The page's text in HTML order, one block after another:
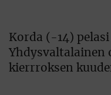
Korda (-14)
Yhdysvaltalainen
kierrroksen